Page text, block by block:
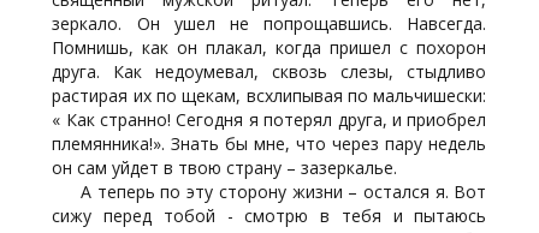
зеркало. Он ушел не попрощавшись. Навсегда.
Помнишь, как он плакал, когда пришел с похорон
друга. Как недоумевал, сквозь слезы, стыдливо
растирая их по щекам, всхлипывая по мальчишески:
« Как странно! Сегодня я потерял друга, и приобрел
племянника!». Знать бы мне, что через пару недель
он сам уйдет в твою страну – зазеркалье.
А теперь по эту сторону жизни – остался я. Вот
сижу перед тобой - смотрю в тебя и пытаюсь